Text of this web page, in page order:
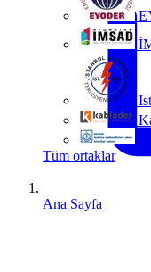
Tüm ortaklar
Ana Sayfa